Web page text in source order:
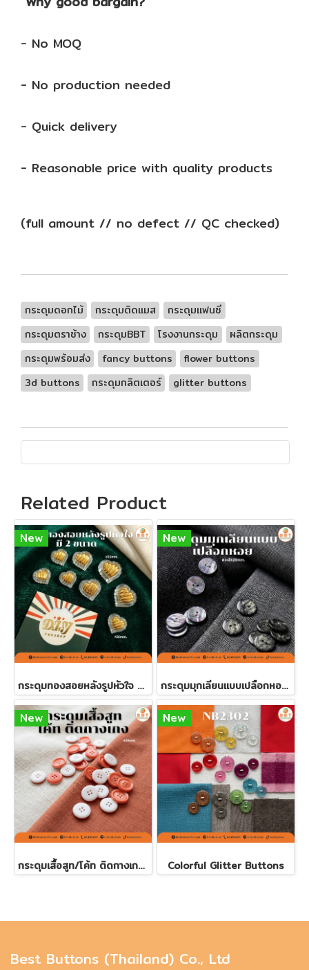
- No MOQ
- No production needed
- Quick delivery
- Reasonable price with quality products
(full amount // no defect // QC checked)
กระดุมดอกไม้ กระดุมติดแมส
กระดุมแฟนซี
กระดุมตราช้าง
กระดุมBBT โรงงานกระดุม
ผลิตกระดุม
กระดุมพร้อมส่ง
fancy buttons
flower buttons
3d buttons
กระดุมกลิตเตอร์ glitter buttons
Related Product
New
กระดุมทองสอยหลังรูปหัวใจ มี 2 ขนาด
New
กระดุมมุกเลียนแบบเปลือกหอย 20มิลคละสี (60 เม็ด)
New
กระดุมเสื้อสูท/โค้ท ติดกางเกง 20มิล (100 เม็ด)
New
Colorful Glitter Buttons
Best Buttons (Thailand) Co., Ltd